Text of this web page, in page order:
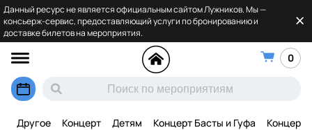
Данный ресурс не является официальным сайтом Лужников. Мы —
консьерж-сервис, предоставляющий услуги по бронированию и
доставке билетов на мероприятия.
0
Другое Концерт Детям Концерт Басты и Гуфа Концерт